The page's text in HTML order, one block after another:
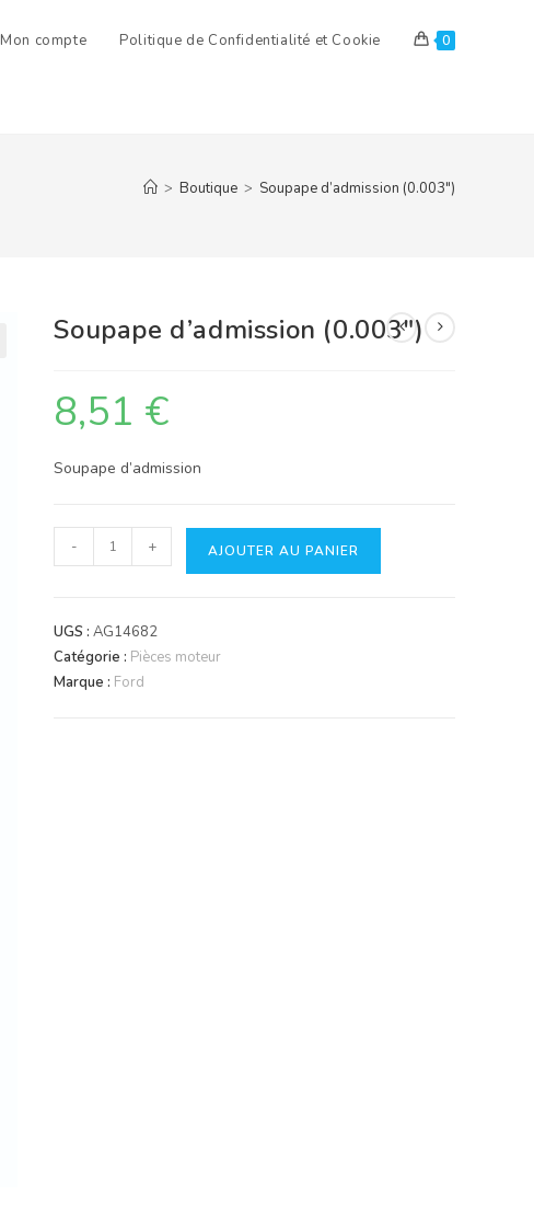
Mon compte Politique de Confidentialité et Cookie 0
> Boutique > Soupape d’admission (0.003″)
Soupape d’admission (0.003″)
8,51 €
Soupape d’admission
quantité
de
d'admission
(0.003")
- + AJOUTER AU PANIER
UGS :AG14682
Catégorie : Pièces moteur
Marque : Ford